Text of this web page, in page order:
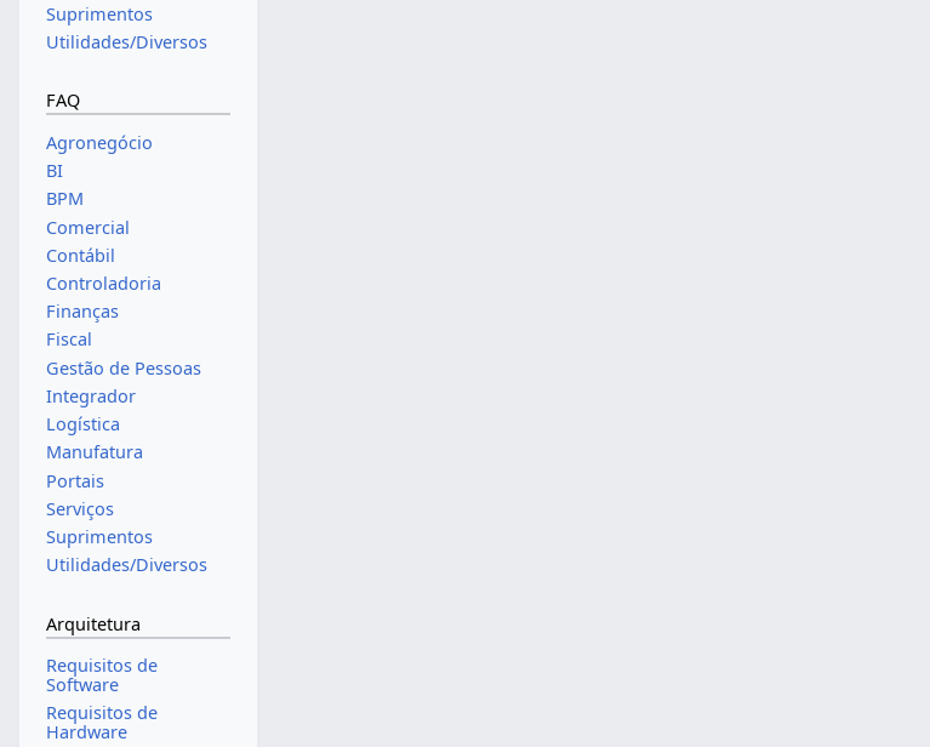
Suprimentos
Utilidades/Diversos
FAQ
Agronegócio
BI
BPM
Comercial
Contábil
Controladoria
Finanças
Fiscal
Gestão de Pessoas
Integrador
Logística
Manufatura
Portais
Serviços
Suprimentos
Utilidades/Diversos
Arquitetura
Requisitos de
Software
Requisitos de
Hardware